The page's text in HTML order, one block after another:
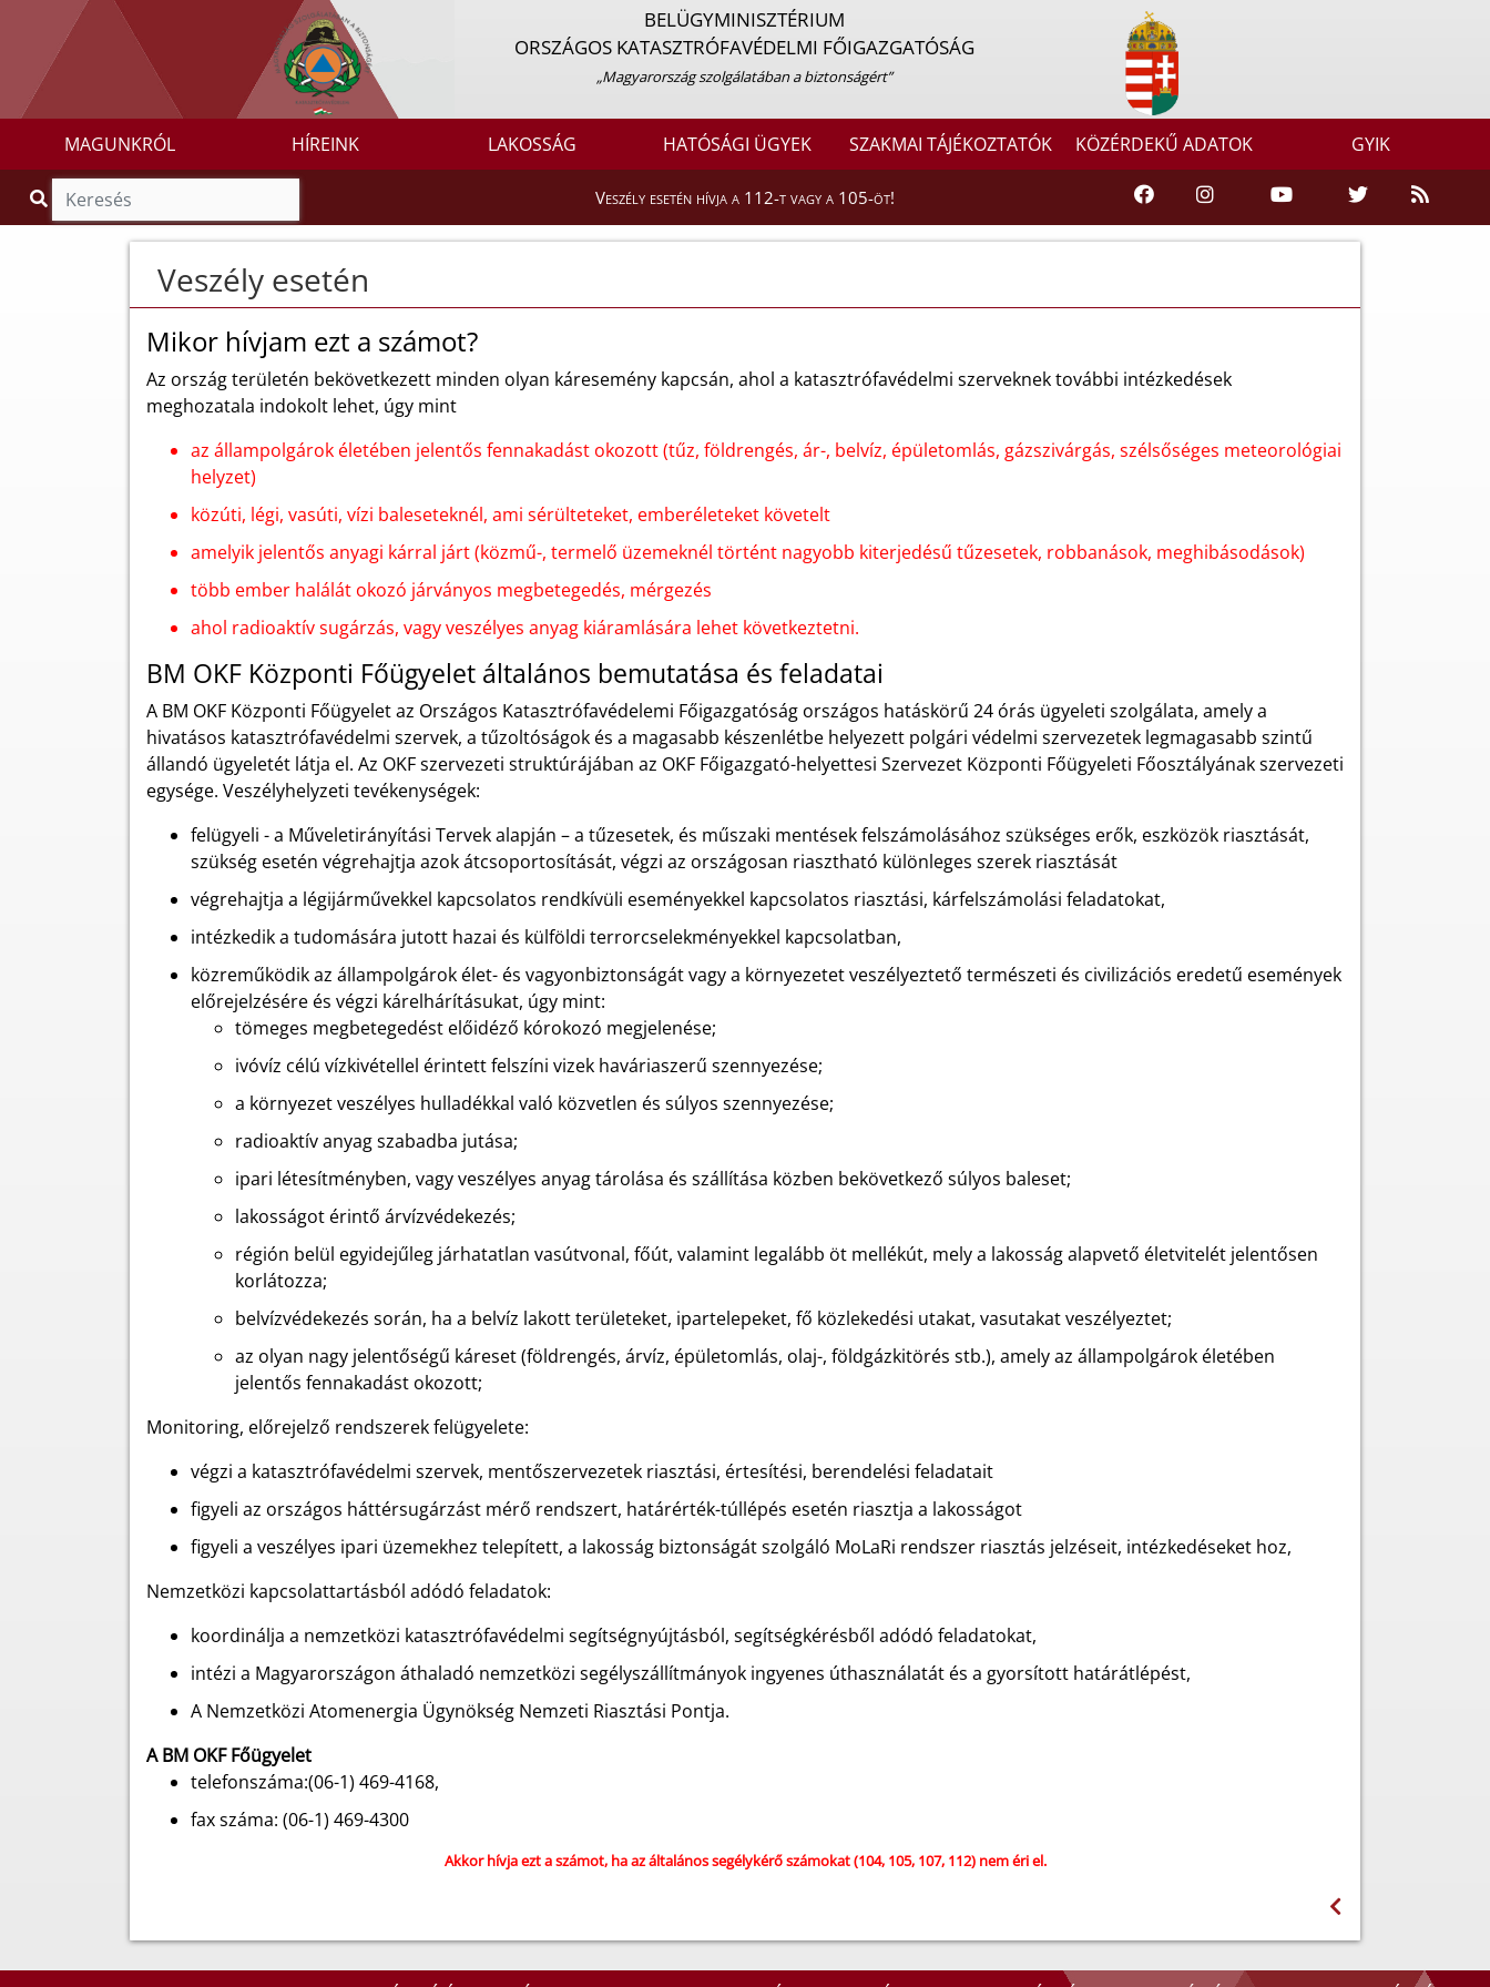
BELÜGYMINISZTÉRIUM
ORSZÁGOS KATASZTRÓFAVÉDELMI FŐIGAZGATÓSÁG
„Magyarország szolgálatában a biztonságért”
MAGUNKRÓL HÍREINK LAKOSSÁG HATÓSÁGI ÜGYEK SZAKMAI TÁJÉKOZTATÓK KÖZÉRDEKŰ ADATOK GYIK
Veszély esetén hívja a 112-t vagy a 105-öt!
Veszély esetén
Mikor hívjam ezt a számot?
Az ország területén bekövetkezett minden olyan káresemény kapcsán, ahol a katasztrófavédelmi szerveknek további intézkedések
meghozatala indokolt lehet, úgy mint
az állampolgárok életében jelentős fennakadást okozott (tűz, földrengés, ár-, belvíz, épületomlás, gázszivárgás, szélsőséges meteorológiai
helyzet)
közúti, légi, vasúti, vízi baleseteknél, ami sérülteteket, emberéleteket követelt
amelyik jelentős anyagi kárral járt (közmű-, termelő üzemeknél történt nagyobb kiterjedésű tűzesetek, robbanások, meghibásodások)
több ember halálát okozó járványos megbetegedés, mérgezés
ahol radioaktív sugárzás, vagy veszélyes anyag kiáramlására lehet következtetni.
BM OKF Központi Főügyelet általános bemutatása és feladatai
A BM OKF Központi Főügyelet az Országos Katasztrófavédelemi Főigazgatóság országos hatáskörű 24 órás ügyeleti szolgálata, amely a
hivatásos katasztrófavédelmi szervek, a tűzoltóságok és a magasabb készenlétbe helyezett polgári védelmi szervezetek legmagasabb szintű
állandó ügyeletét látja el. Az OKF szervezeti struktúrájában az OKF Főigazgató-helyettesi Szervezet Központi Főügyeleti Főosztályának szervezeti
egysége. Veszélyhelyzeti tevékenységek:
felügyeli - a Műveletirányítási Tervek alapján – a tűzesetek, és műszaki mentések felszámolásához szükséges erők, eszközök riasztását,
szükség esetén végrehajtja azok átcsoportosítását, végzi az országosan riasztható különleges szerek riasztását
végrehajtja a légijárművekkel kapcsolatos rendkívüli eseményekkel kapcsolatos riasztási, kárfelszámolási feladatokat,
intézkedik a tudomására jutott hazai és külföldi terrorcselekményekkel kapcsolatban,
közreműködik az állampolgárok élet- és vagyonbiztonságát vagy a környezetet veszélyeztető természeti és civilizációs eredetű események
előrejelzésére és végzi kárelhárításukat, úgy mint:
tömeges megbetegedést előidéző kórokozó megjelenése;
ivóvíz célú vízkivétellel érintett felszíni vizek haváriaszerű szennyezése;
a környezet veszélyes hulladékkal való közvetlen és súlyos szennyezése;
radioaktív anyag szabadba jutása;
ipari létesítményben, vagy veszélyes anyag tárolása és szállítása közben bekövetkező súlyos baleset;
lakosságot érintő árvízvédekezés;
régión belül egyidejűleg járhatatlan vasútvonal, főút, valamint legalább öt mellékút, mely a lakosság alapvető életvitelét jelentősen
korlátozza;
belvízvédekezés során, ha a belvíz lakott területeket, ipartelepeket, fő közlekedési utakat, vasutakat veszélyeztet;
az olyan nagy jelentőségű káreset (földrengés, árvíz, épületomlás, olaj-, földgázkitörés stb.), amely az állampolgárok életében
jelentős fennakadást okozott;
Monitoring, előrejelző rendszerek felügyelete:
végzi a katasztrófavédelmi szervek, mentőszervezetek riasztási, értesítési, berendelési feladatait
figyeli az országos háttérsugárzást mérő rendszert, határérték-túllépés esetén riasztja a lakosságot
figyeli a veszélyes ipari üzemekhez telepített, a lakosság biztonságát szolgáló MoLaRi rendszer riasztás jelzéseit, intézkedéseket hoz,
Nemzetközi kapcsolattartásból adódó feladatok:
koordinálja a nemzetközi katasztrófavédelmi segítségnyújtásból, segítségkérésből adódó feladatokat,
intézi a Magyarországon áthaladó nemzetközi segélyszállítmányok ingyenes úthasználatát és a gyorsított határátlépést,
A Nemzetközi Atomenergia Ügynökség Nemzeti Riasztási Pontja.
A BM OKF Főügyelet
telefonszáma:(06-1) 469-4168,
fax száma: (06-1) 469-4300
Akkor hívja ezt a számot, ha az általános segélykérő számokat (104, 105, 107, 112) nem éri el.